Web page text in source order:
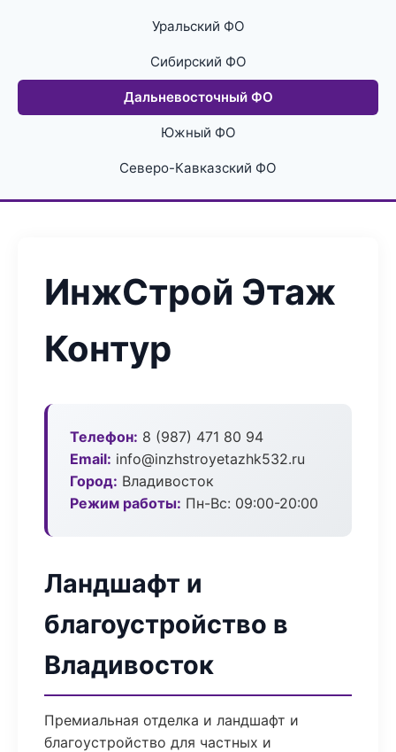
Уральский ФО
Сибирский ФО
Дальневосточный ФО
Южный ФО
Северо-Кавказский ФО
ИнжСтрой Этаж
Контур
Телефон: 8 (987) 471 80 94
Email: info@inzhstroyetazhk532.ru
Город: Владивосток
Режим работы: Пн-Вс: 09:00-20:00
Ландшафт и
благоустройство в
Владивосток
Премиальная отделка и ландшафт и
благоустройство для частных и